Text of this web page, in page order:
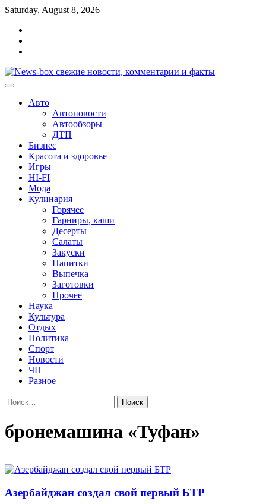
Перейти
содержимому
Saturday, August 8, 2026
Авто
Автоновости
Автообзоры
ДТП
Бизнес
Красота и здоровье
Игры
HI-FI
Мода
Кулинария
Горячее
Гарниры, каши
Десерты
Салаты
Закуски
Напитки
Выпечка
Заготовки
Прочее
Наука
Культура
Отдых
Политика
Спорт
Новости
ЧП
Разное
Найти:
бронемашина «Туфан»
Азербайджан создал свой первый БТР